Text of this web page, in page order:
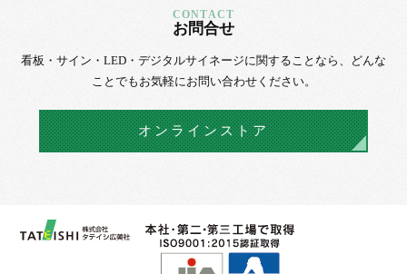
お問合せ
看板・サイン・LED・デジタルサイネージに関することなら、
どんな
ことでもお気軽にお問い合わせください。
オンラインストア